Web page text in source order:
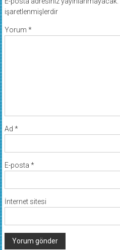
işaretlenmişlerdir
Yorum *
Ad *
E-posta *
İnternet sitesi